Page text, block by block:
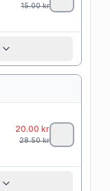
15.00kr
20.00 kr
28.50kr